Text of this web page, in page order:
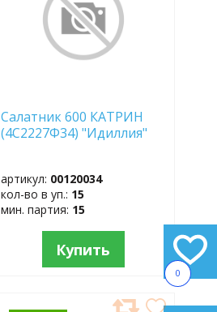
0
Салатник 600 КАТРИН
(4С2227Ф34) "Идиллия"
артикул: 00120034
кол-во в уп.: 15
мин. партия: 15
Купить